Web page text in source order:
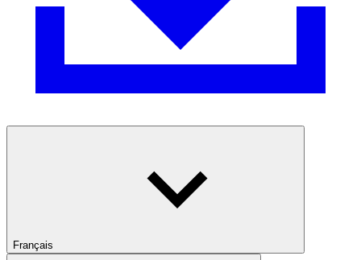
Français